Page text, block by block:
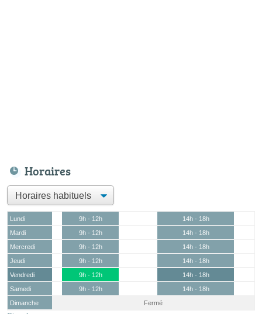
Horaires
Lundi 9h - 12h
14h - 18h
Mardi
9h - 12h
14h - 18h
Mercredi
9h - 12h
14h - 18h
Jeudi
9h - 12h
14h - 18h
Vendredi
9h - 12h
14h - 18h
Samedi
9h - 12h
14h - 18h
Dimanche
Fermé